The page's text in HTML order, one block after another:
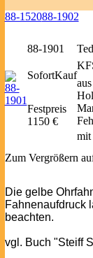
88-152088-1902
88-1901
mit
SofortKauf
Festpreis
1150 €
Zum Vergrößern
Die gelbe
Fahnenaufdruck
beachten.
vgl. Buch "Steiff